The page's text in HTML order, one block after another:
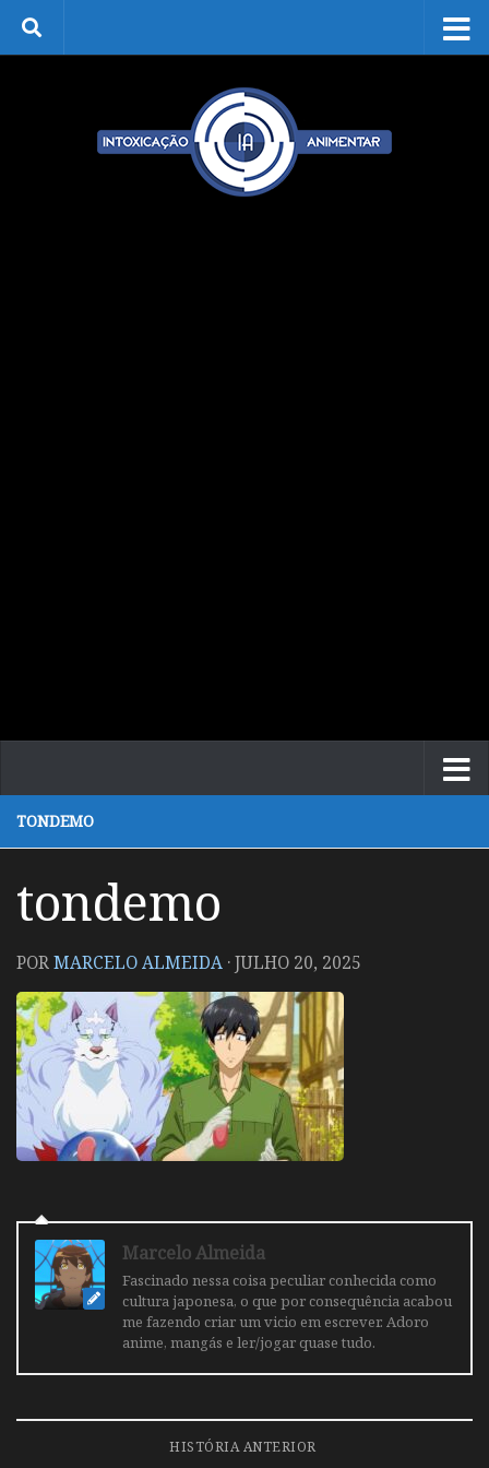
Skip to content
TONDEMO
tondemo
PORMARCELO ALMEIDA ·JULHO 20, 2025
Marcelo Almeida
Fascinado nessa coisa peculiar conhecida como
cultura japonesa, o que por consequência acabou
me fazendo criar um vicio em escrever. Adoro
anime, mangás e ler/jogar quase tudo.
HISTÓRIA ANTERIOR